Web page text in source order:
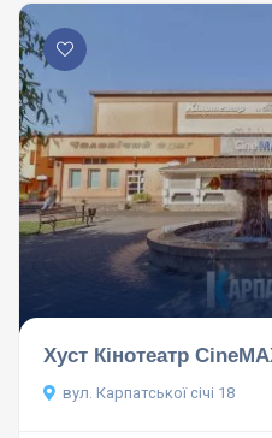
Хуст Кінотеатр
вул. Карпатської січi 18